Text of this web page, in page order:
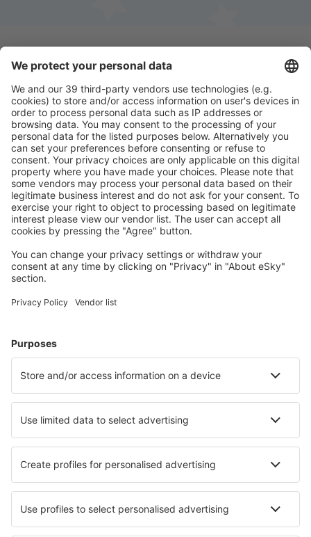
Ladda ner vår appför att enkelt planera
dina resor
Planera din resa
Billiga flyg
Weekendresor
Flyg+Hotell
Hotell
Transfer
Sevärdheter
Sportevenemang
Läs mer
Mobilapp
Flygbolag